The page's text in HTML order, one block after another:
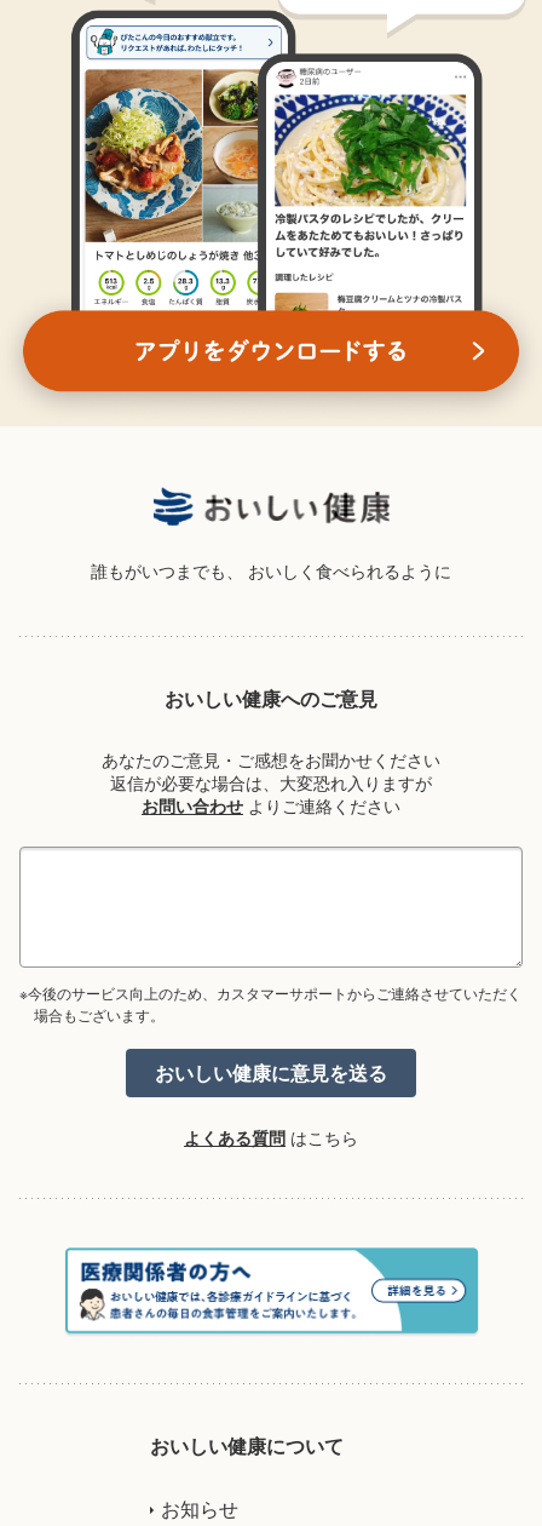
誰もがいつまでも、 おいしく食べられるように
おいしい健康へのご意見
あなたのご意見・ご感想をお聞かせください
返信が必要な場合は、大変恐れ入りますが
お問い合わせ よりご連絡ください
※今後のサービス向上のため、カスタマーサポートからご連絡させていただく
場合もございます。
よくある質問 はこちら
おいしい健康について
お知らせ